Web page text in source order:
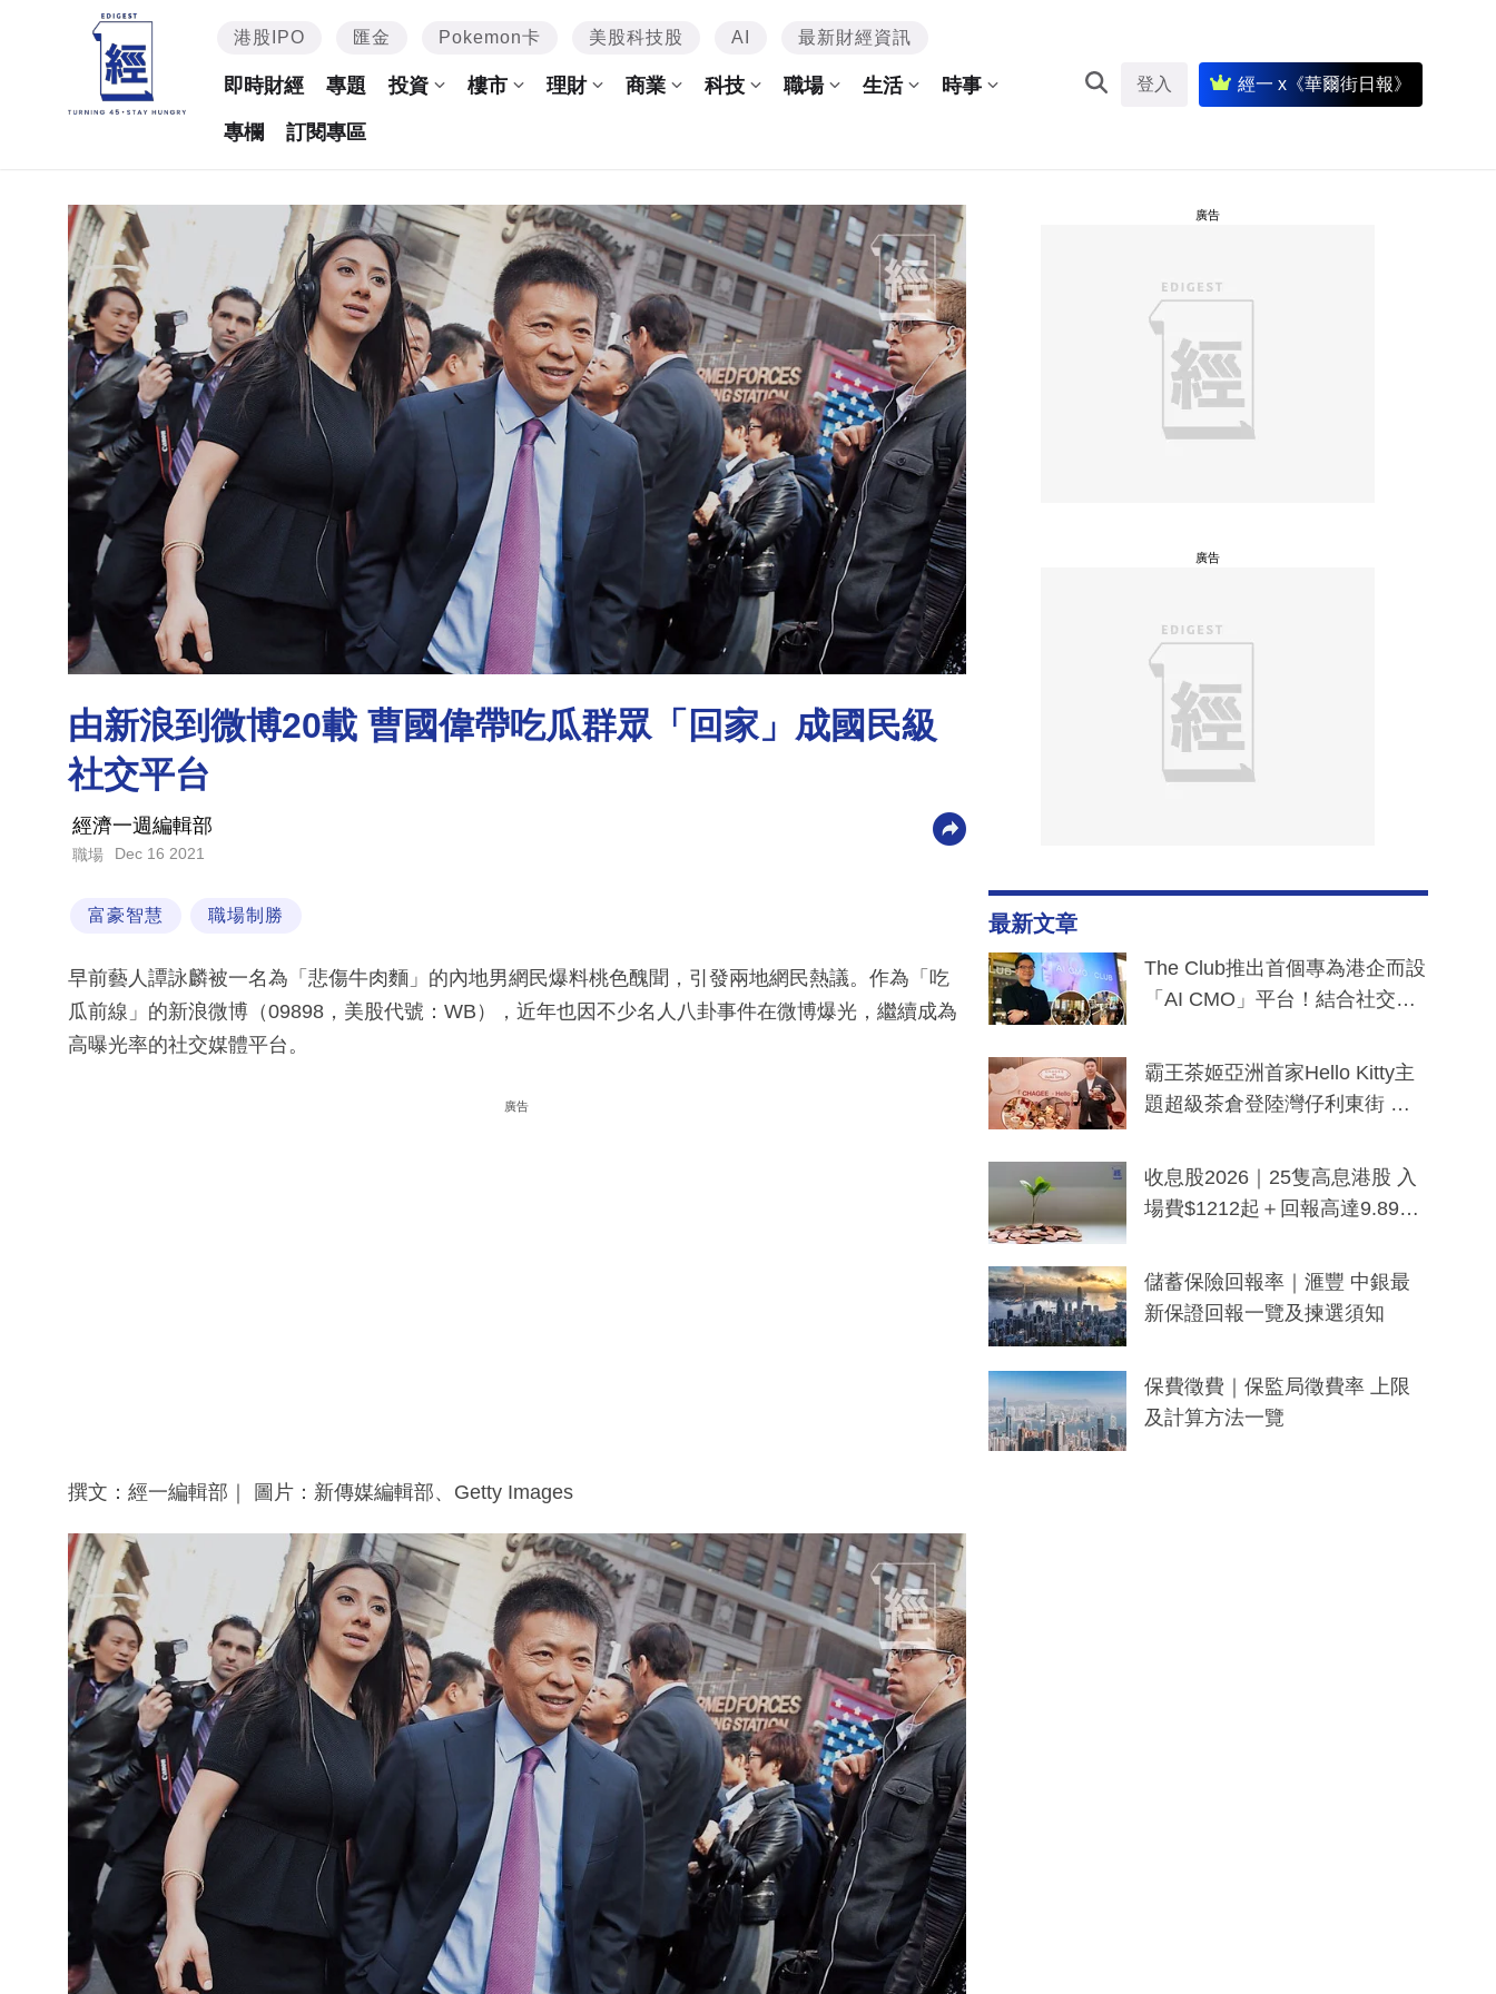
港股IPO 匯金 Pokemon卡 美股科技股 AI 最新財經資訊
即時財經 專題 投資 樓市 理財 商業 科技 職場 生活 時事
專欄 訂閱專區
登入 經一 x《華爾街日報》
由新浪到微博20載 曹國偉帶吃瓜群眾「回家」成國民級
社交平台
經濟一週編輯部
職場 Dec 16 2021
富豪智慧 職場制勝
早前藝人譚詠麟被一名為「悲傷牛肉麵」的內地男網民爆料桃色醜聞，引發兩地網民熱議。作為「吃
瓜前線」的新浪微博（09898，美股代號：WB），近年也因不少名人八卦事件在微博爆光，繼續成為
高曝光率的社交媒體平台。
廣告
撰文：經一編輯部｜ 圖片：新傳媒編輯部、Getty Images
廣告
廣告
最新文章
The Club推出首個專為港企而設
「AI CMO」平台！結合社交聆
分鐘生成「貼地」宣傳短片
霸王茶姬亞洲首家Hello Kitty主
題超級茶倉登陸灣仔利東街 推
y及香港限定特調系列
收息股2026｜25隻高息港股 入
場費$1212起＋回報高達9.89
儲蓄保險回報率｜滙豐 中銀最
新保證回報一覽及揀選須知
保費徵費｜保監局徵費率 上限
及計算方法一覽